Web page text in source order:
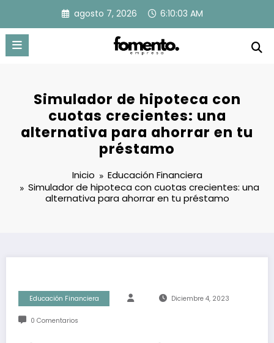
contenido
agosto 7, 2026 6:10:04 AM
Simulador de hipoteca con
cuotas crecientes: una
alternativa para ahorrar en tu
préstamo
Inicio
Educación Financiera
Simulador de hipoteca con cuotas crecientes: una
alternativa para ahorrar en tu préstamo
Educación Financiera Diciembre 4, 2023
0 Comentarios